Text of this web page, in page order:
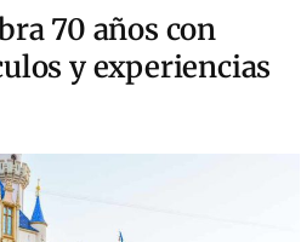
70 años con
y experiencias